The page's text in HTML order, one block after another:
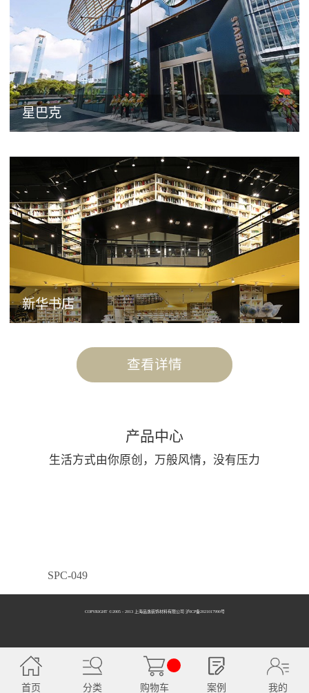
星巴克
新华书店
查看详情
产品中心
生活方式由你原创，万般风情，没有压力
SPC-049
SPC-050
COPYRIGHT ©2005 - 2013 上海品逸装饰材料有限公司 泸ICP备2021017990号
首页 分类 购物车 案例 我的